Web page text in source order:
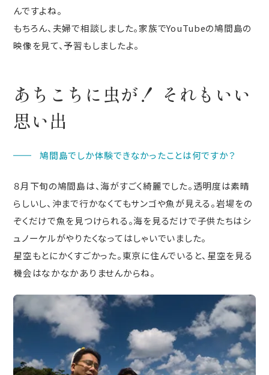
んですよね。
もちろん、夫婦で相談しました。家族でYouTubeの鳩間島の
映像を見て、予習もしましたよ。
あちこちに虫が！ それもいい
思い出
鳩間島でしか体験できなかったことは何ですか？
８月下旬の鳩間島は、海がすごく綺麗でした。透明度は素晴
らしいし、沖まで行かなくてもサンゴや魚が見える。岩場をの
ぞくだけで魚を見つけられる。海を見るだけで子供たちはシ
ュノーケルがやりたくなってはしゃいでいました。
星空もとにかくすごかった。東京に住んでいると、星空を見る
機会はなかなかありませんからね。